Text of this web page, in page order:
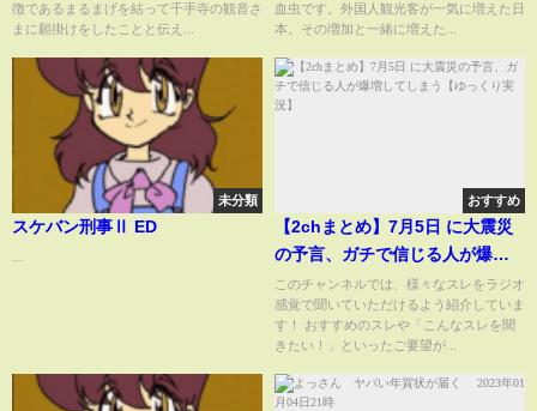
徴であるまるまげを結って千手寺の観音さ
まに願掛けをしたことと伝え...
血虫です。外国人観光客が一気に増えた日
本。その増加と一緒に増えた...
未分類
スケバン刑事Ⅱ ED
おすすめ
【2chまとめ】7月5日 に大震災
の予言、ガチで信じる人が爆増
してしまう【ゆっくり実況】
このチャンネルでは、様々なスレをラジオ
感覚で聞いていただけるよう紹介していま
す！ おすすめのスレや「こんなスレを聞
きたい！」といったご要望が...